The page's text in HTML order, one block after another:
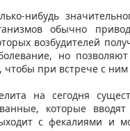
нибудь
обычно
возбудителей
но
чтобы при встрече с
на сегодня
которые
с фекалиями и